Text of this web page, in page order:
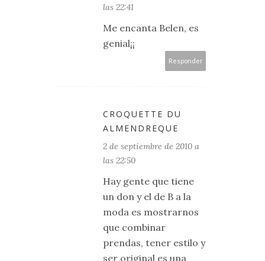
las 22:41
Me encanta Belen, es
genial¡¡
Responder
CROQUETTE DU
ALMENDREQUE
2 de septiembre de 2010 a
las 22:50
Hay gente que tiene
un don y el de B a la
moda es mostrarnos
que combinar
prendas, tener estilo y
ser original es una